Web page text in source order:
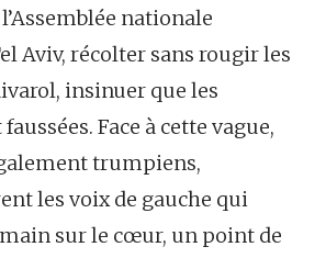
nationale
Aviv, récolter sans rougir les
insinuer que les
Face à cette vague,
trumpiens,
les voix de gauche qui
sur le cœur, un point de